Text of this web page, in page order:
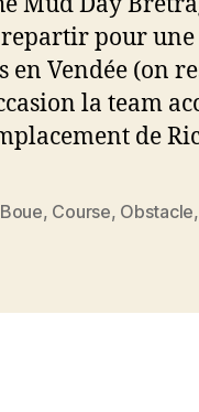
pour
en Vendée (on
la team
de
Boue, Course, Obstacle,